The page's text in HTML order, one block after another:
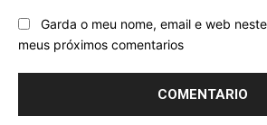
Garda o meu nome, email e web
meus próximos comentarios